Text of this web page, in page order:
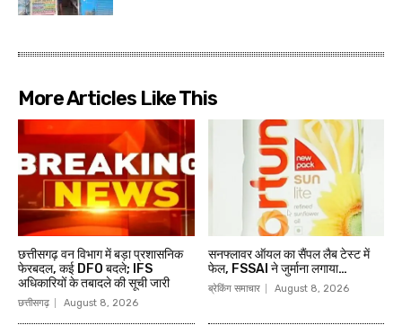
More Articles Like This
छत्तीसगढ़ वन विभाग में बड़ा प्रशासनिक
फेरबदल, कई DFO बदले; IFS
अधिकारियों के तबादले की सूची जारी
छत्तीसगढ़ August 8, 2026
सनफ्लावर ऑयल का सैंपल लैब टेस्ट में
फेल, FSSAI ने जुर्माना लगाया…
ब्रेकिंग समाचार August 8, 2026